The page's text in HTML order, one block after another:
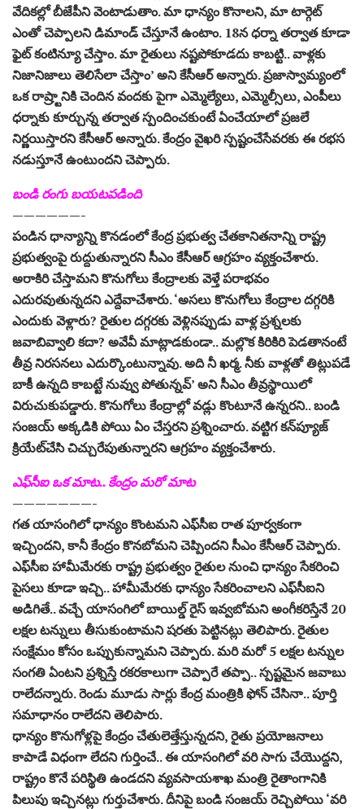
వేదికల్లో బీజేపీని వెంటాడుతాం. మా ధాన్యం కొనాలని, మా టార్గెట్‌
ఎంతో చెప్పాలని డిమాండ్‌ చేస్తూనే ఉంటాం. 18న ధర్నా తర్వాత కూడా
ఫైట్‌ కంటిన్యూ చేస్తాం. మా రైతులు నష్టపోకూడదు కాబట్టి.. వాళ్లకు
నిజానిజాలు తెలిసేలా చేస్తాం’ అని కేసీఆర్‌ అన్నారు. ప్రజాస్వామ్యంలో
ఒక రాష్ర్టానికి చెందిన వందకు పైగా ఎమ్మెల్యేలు, ఎమ్మెల్సీలు, ఎంపీలు
ధర్నాకు కూర్చున్న తర్వాత స్పందించకుంటే ఏంచేయాలో ప్రజలే
నిర్ణయిస్తారని కేసీఆర్‌ అన్నారు. కేంద్రం వైఖరి స్పష్టంచేసేవరకు ఈ రభస
నడుస్తూనే ఉంటుందని చెప్పారు.
బండి రంగు బయటపడింది
——————-
పండిన ధాన్యాన్ని కొనడంలో కేంద్ర ప్రభుత్వ చేతకానితనాన్ని రాష్ట్ర
ప్రభుత్వంపై రుద్దుతున్నారని సీఎం కేసీఆర్‌ ఆగ్రహం వ్యక్తంచేశారు.
అరాకిరి చేస్తామని కొనుగోలు కేంద్రాలకు వెళ్తే పరాభవం
ఎదురవుతున్నదని ఎద్దేవాచేశారు. ‘అసలు కొనుగోలు కేంద్రాల దగ్గరికి
ఎందుకు వెళ్లారు? రైతుల దగ్గరకు వెళ్లినప్పుడు వాళ్ల ప్రశ్నలకు
జవాబివ్వాలి కదా? అవేవీ మాట్లాడకుండా.. మల్లొక కిరికిరి పెడతానంటే
తీవ్ర నిరసనలు ఎదుర్కొంటున్నావు. అది నీ ఖర్మ. నీకు వాళ్లతో తిట్లుపడే
బాకీ ఉన్నది కాబట్టే నువ్వు పోతున్నవ్‌’ అని సీఎం తీవ్రస్థాయిలో
విరుచుకుపడ్డారు. కొనుగోలు కేంద్రాల్లో వడ్లు కొంటూనే ఉన్నరని.. బండి
సంజయ్‌ అక్కడికి పోయి ఏం చేస్తరని ప్రశ్నించారు. వట్టిగ కన్‌ప్యూజ్‌
క్రియేట్‌చేసి చిచ్చురేపుతున్నారని ఆగ్రహం వ్యక్తంచేశారు.
ఎఫ్‌సీఐ ఒక మాట.. కేంద్రం మరో మాట
———————-
గత యాసంగిలో ధాన్యం కొంటమని ఎఫ్‌సీఐ రాత పూర్వకంగా
ఇచ్చిందని, కానీ కేంద్రం కొనబోమని చెప్పిందని సీఎం కేసీఆర్‌ చెప్పారు.
ఎఫ్‌సీఐ హామీమేరకు రాష్ట్ర ప్రభుత్వం రైతుల నుంచి ధాన్యం సేకరించి
పైసలు కూడా ఇచ్చి.. హామీమేరకు ధాన్యం సేకరించాలని ఎఫ్‌సీఐని
అడిగితే.. వచ్చే యాసంగిలో బాయిల్డ్‌ రైస్‌ ఇవ్వబోమని అంగీకరిస్తేనే 20
లక్షల టన్నులు తీసుకుంటామని షరతు పెట్టినట్లు తెలిపారు. రైతుల
సంక్షేమం కోసం ఒప్పుకున్నామని చెప్పారు. మరి మరో 5 లక్షల టన్నుల
సంగతి ఏంటని ప్రశ్నిస్తే రకరకాలుగా చెప్పారే తప్పా.. స్పష్టమైన జవాబు
రాలేదన్నారు. రెండు మూడు సార్లు కేంద్ర మంత్రికి ఫోన్‌ చేసినా.. పూర్తి
సమాధానం రాలేదని తెలిపారు.
ధాన్యం కొనుగోళ్లపై కేంద్రం చేతులెత్తేస్తున్నదని, రైతు ప్రయోజనాలు
కాపాడే విధంగా లేదని గుర్తించే.. ఈ యాసంగిలో వరి సాగు చేయొద్దని,
రాష్ట్రం కొనే పరిస్థితి ఉండదని వ్యవసాయశాఖ మంత్రి రైతాంగానికి
పిలుపు ఇచ్చినట్లు గుర్తుచేశారు. దీనిపై బండి సంజయ్‌ రెచ్చిపోయి ‘వరి